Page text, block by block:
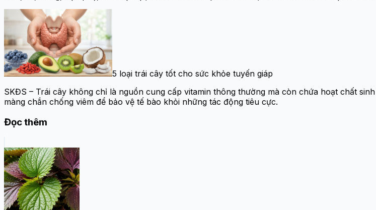
5 loại trái cây tốt cho sức khỏe tuyến giáp
SKĐS – Trái cây không chỉ là nguồn cung cấp vitamin thông thường mà còn chứa hoạt chất
màng chắn chống viêm để bảo vệ tế bào khỏi những tác động tiêu cực.
Đọc thêm